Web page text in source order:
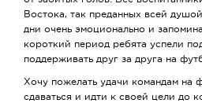
Востока, так преданных всей
дни очень эмоционально и
короткий период ребята успели
поддерживать друг за друга на
Хочу пожелать удачи командам на
сдаваться и идти к своей цели до